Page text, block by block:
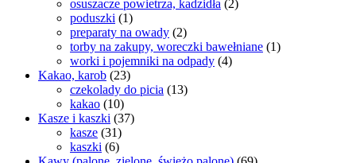
osuszacze powietrza, kadzidła (2)
poduszki (1)
preparaty na owady (2)
torby na zakupy, woreczki bawełniane (1)
worki i pojemniki na odpady (4)
Kakao, karob (23)
czekolady do picia (13)
kakao (10)
Kasze i kaszki (37)
kasze (31)
kaszki (6)